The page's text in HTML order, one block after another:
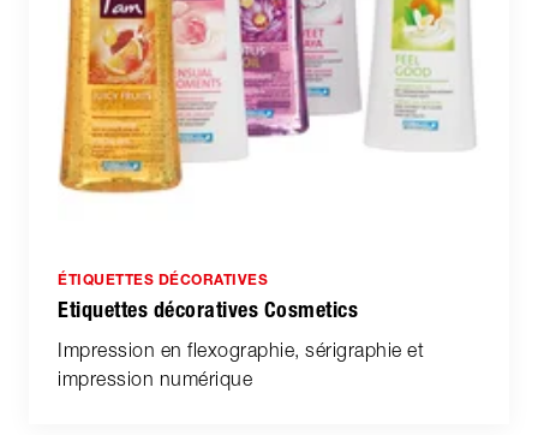
ÉTIQUETTES DÉCORATIVES
Etiquettes décoratives Cosmetics
Impression en flexographie, sérigraphie et
impression numérique